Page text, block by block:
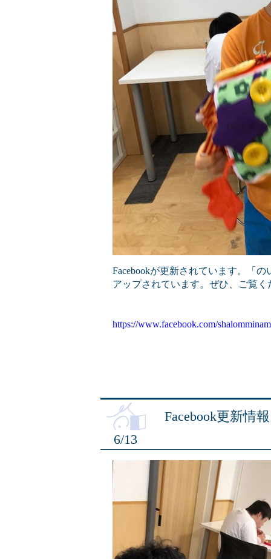
Facebookが更新されています。「
アップされています。ぜひ、ご覧く
https://www.facebook.com/
6/13
Facebook更新情報